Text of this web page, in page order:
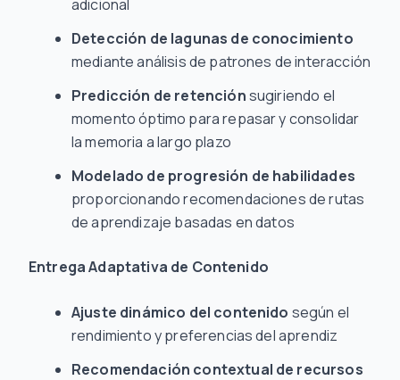
adicional
Detección de lagunas de conocimiento
mediante análisis de patrones de interacción
Predicción de retenciónsugiriendo el
momento óptimo para repasar y consolidar
la memoria a largo plazo
Modelado de progresión de habilidades
proporcionando recomendaciones de rutas
de aprendizaje basadas en datos
Entrega Adaptativa de Contenido
Ajuste dinámico del contenido según el
rendimiento y preferencias del aprendiz
Recomendación contextual de recursos